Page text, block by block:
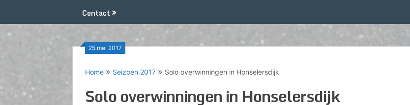
Contact
25 mei 2017
Home Seizoen 2017 Solo overwinningen in Honselersdijk
Solo overwinningen in Honselersdijk